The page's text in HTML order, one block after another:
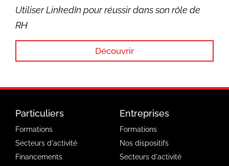
Utiliser LinkedIn pour réussir dans son rôle de
RH
Découvrir
Particuliers
Formations
Secteurs d'activité
Financements
Entreprises
Formations
Nos dispositifs
Secteurs d'activité